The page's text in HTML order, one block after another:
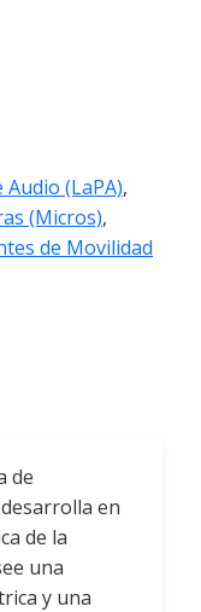
(LaPA),
(Micros),
de Movilidad
de
en
de la
una
y una